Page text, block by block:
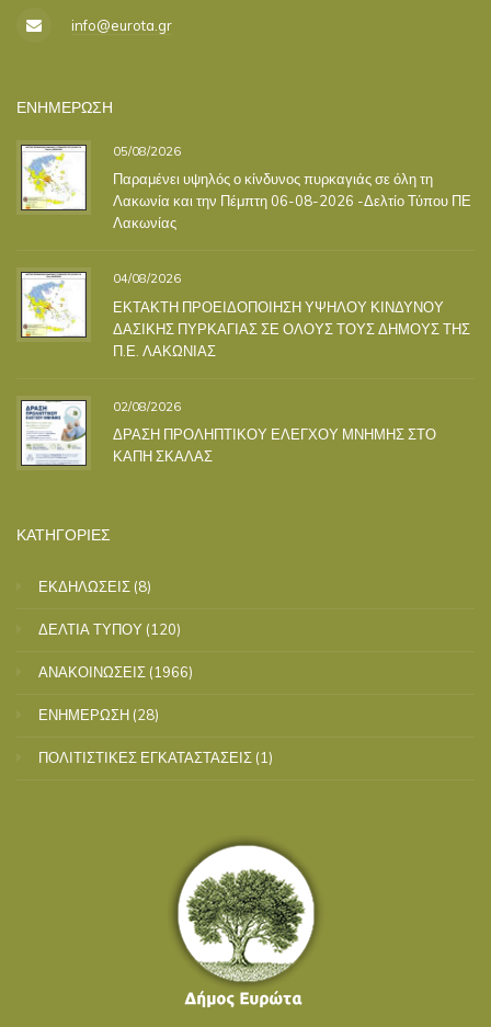
info@eurota.gr
ΕΝΗΜΕΡΩΣΗ
05/08/2026
Παραμένει υψηλός ο κίνδυνος πυρκαγιάς σε όλη τη
Λακωνία και την Πέμπτη 06-08-2026 -Δελτίο Τύπου ΠΕ
Λακωνίας
04/08/2026
ΕΚΤΑΚΤΗ ΠΡΟΕΙΔΟΠΟΙΗΣΗ ΥΨΗΛΟΥ ΚΙΝΔΥΝΟΥ
ΔΑΣΙΚΗΣ ΠΥΡΚΑΓΙΑΣ ΣΕ ΟΛΟΥΣ ΤΟΥΣ ΔΗΜΟΥΣ ΤΗΣ
Π.Ε. ΛΑΚΩΝΙΑΣ
02/08/2026
ΔΡΑΣΗ ΠΡΟΛΗΠΤΙΚΟΥ ΕΛΕΓΧΟΥ ΜΝΗΜΗΣ ΣΤΟ
ΚΑΠΗ ΣΚΑΛΑΣ
ΚΑΤΗΓΟΡΙΕΣ
ΕΚΔΗΛΩΣΕΙΣ (8)
ΔΕΛΤΙΑ ΤΥΠΟΥ (120)
ΑΝΑΚΟΙΝΩΣΕΙΣ (1966)
ΕΝΗΜΕΡΩΣΗ (28)
ΠΟΛΙΤΙΣΤΙΚΕΣ ΕΓΚΑΤΑΣΤΑΣΕΙΣ (1)